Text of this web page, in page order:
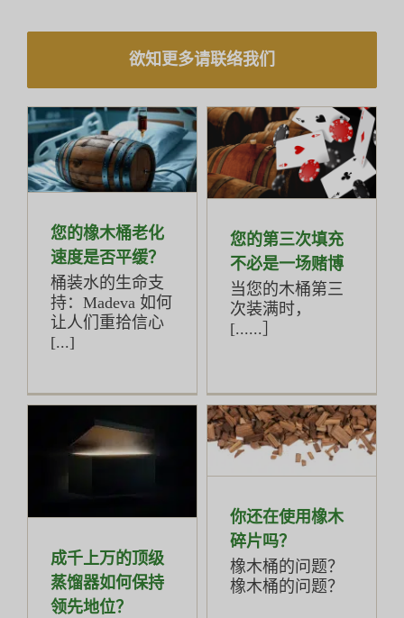
欲知更多请联络我们
您的橡木桶老化
速度是否平缓？
桶装水的生命支
持：Madeva 如何
让人们重拾信心
[...]
您的第三次填充
不必是一场赌博
当您的木桶第三
次装满时，
[......］
成千上万的顶级
蒸馏器如何保持
领先地位？
你还在使用橡木
碎片吗？
橡木桶的问题？
橡木桶的问题？